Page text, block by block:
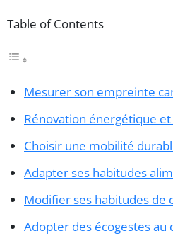
Table of Contents
Mesurer son empreinte
Rénovation énergétique
Choisir une mobilité
Adapter ses habitudes
Modifier ses habitudes de
Adopter des écogestes au